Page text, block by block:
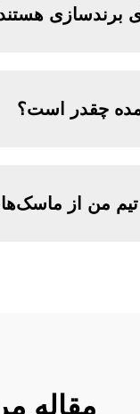
برندسازی
چقدر است؟
من از
مقاله